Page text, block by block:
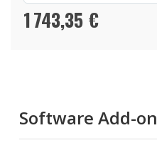
1 743,35 €
Software Add-on